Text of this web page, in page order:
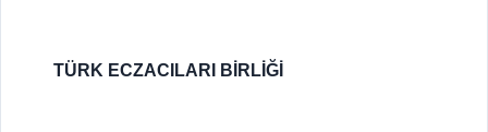
TÜRK ECZACILARI BİRLİĞİ